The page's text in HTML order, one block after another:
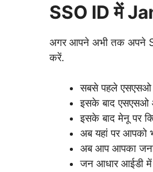
SSO ID में
अगर आपने अभी तक अपने
करें.
सबसे पहले एसएसओ
इसके बाद एसएसओ
इसके बाद मेनू पर
अब यहां पर आपको
अब आप आपका
जन आधार आईडी में